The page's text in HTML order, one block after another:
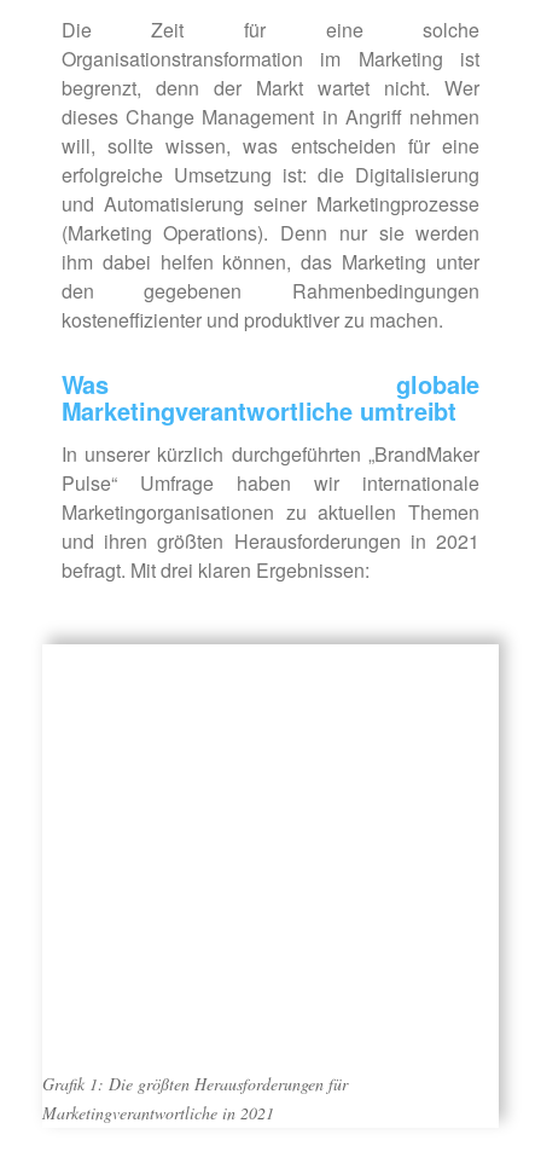
Die Zeit für eine solche
Organisationstransformation im Marketing ist
begrenzt, denn der Markt wartet nicht. Wer
dieses Change Management in Angriff nehmen
will, sollte wissen, was entscheiden für eine
erfolgreiche Umsetzung ist: die Digitalisierung
und Automatisie­rung seiner Marketingprozesse
(Marketing Operations). Denn nur sie werden
ihm dabei helfen können, das Marketing unter
den gegebenen Rahmenbedingungen
kosteneffizien­ter und produktiver zu machen.
Was globale
Marketingverantwortliche umtreibt
In unserer kürzlich durchgeführten „BrandMaker
Pulse“ Umfrage haben wir internationale
Marketingorganisationen zu aktuellen Themen
und ihren größten Herausforderungen in 2021
befragt. Mit drei klaren Ergebnissen:
Grafik 1: Die größten Herausforderungen für
Marketingverantwortliche in 2021